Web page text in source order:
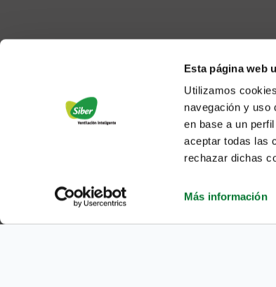
Esta página web
Utilizamos
navegación y uso
en base a un
aceptar todas las
rechazar dichas
Más información
Mapa del sitio Política de privacidad